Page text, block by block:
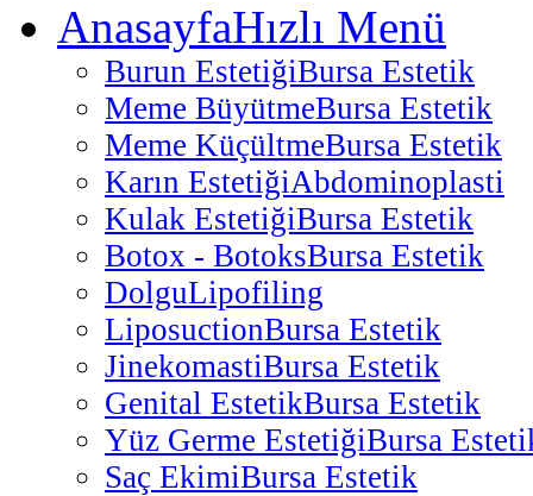
AnasayfaHızlı Menü
Burun EstetiğiBursa Estetik
Meme BüyütmeBursa Estetik
Meme KüçültmeBursa Estetik
Karın EstetiğiAbdominoplasti
Kulak EstetiğiBursa Estetik
Botox - BotoksBursa Estetik
DolguLipofiling
LiposuctionBursa Estetik
JinekomastiBursa Estetik
Genital EstetikBursa Estetik
Yüz Germe EstetiğiBursa
Saç EkimiBursa Estetik